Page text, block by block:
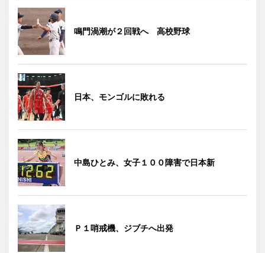
鳴門渦潮が２回戦へ 高校野球
日本、モンゴルに敗れる
中島ひとみ、女子１００障害で日本新
Ｐ１哨戒機、ジブチへ出発